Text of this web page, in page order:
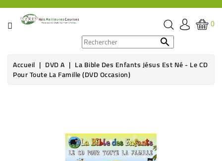
CATÉGORIE
ÉPICERIE
0

Accueil DVD A La Bible Des Enfants Jésus Est Né - Le CD
Pour Toute La Famille (DVD Occasion)